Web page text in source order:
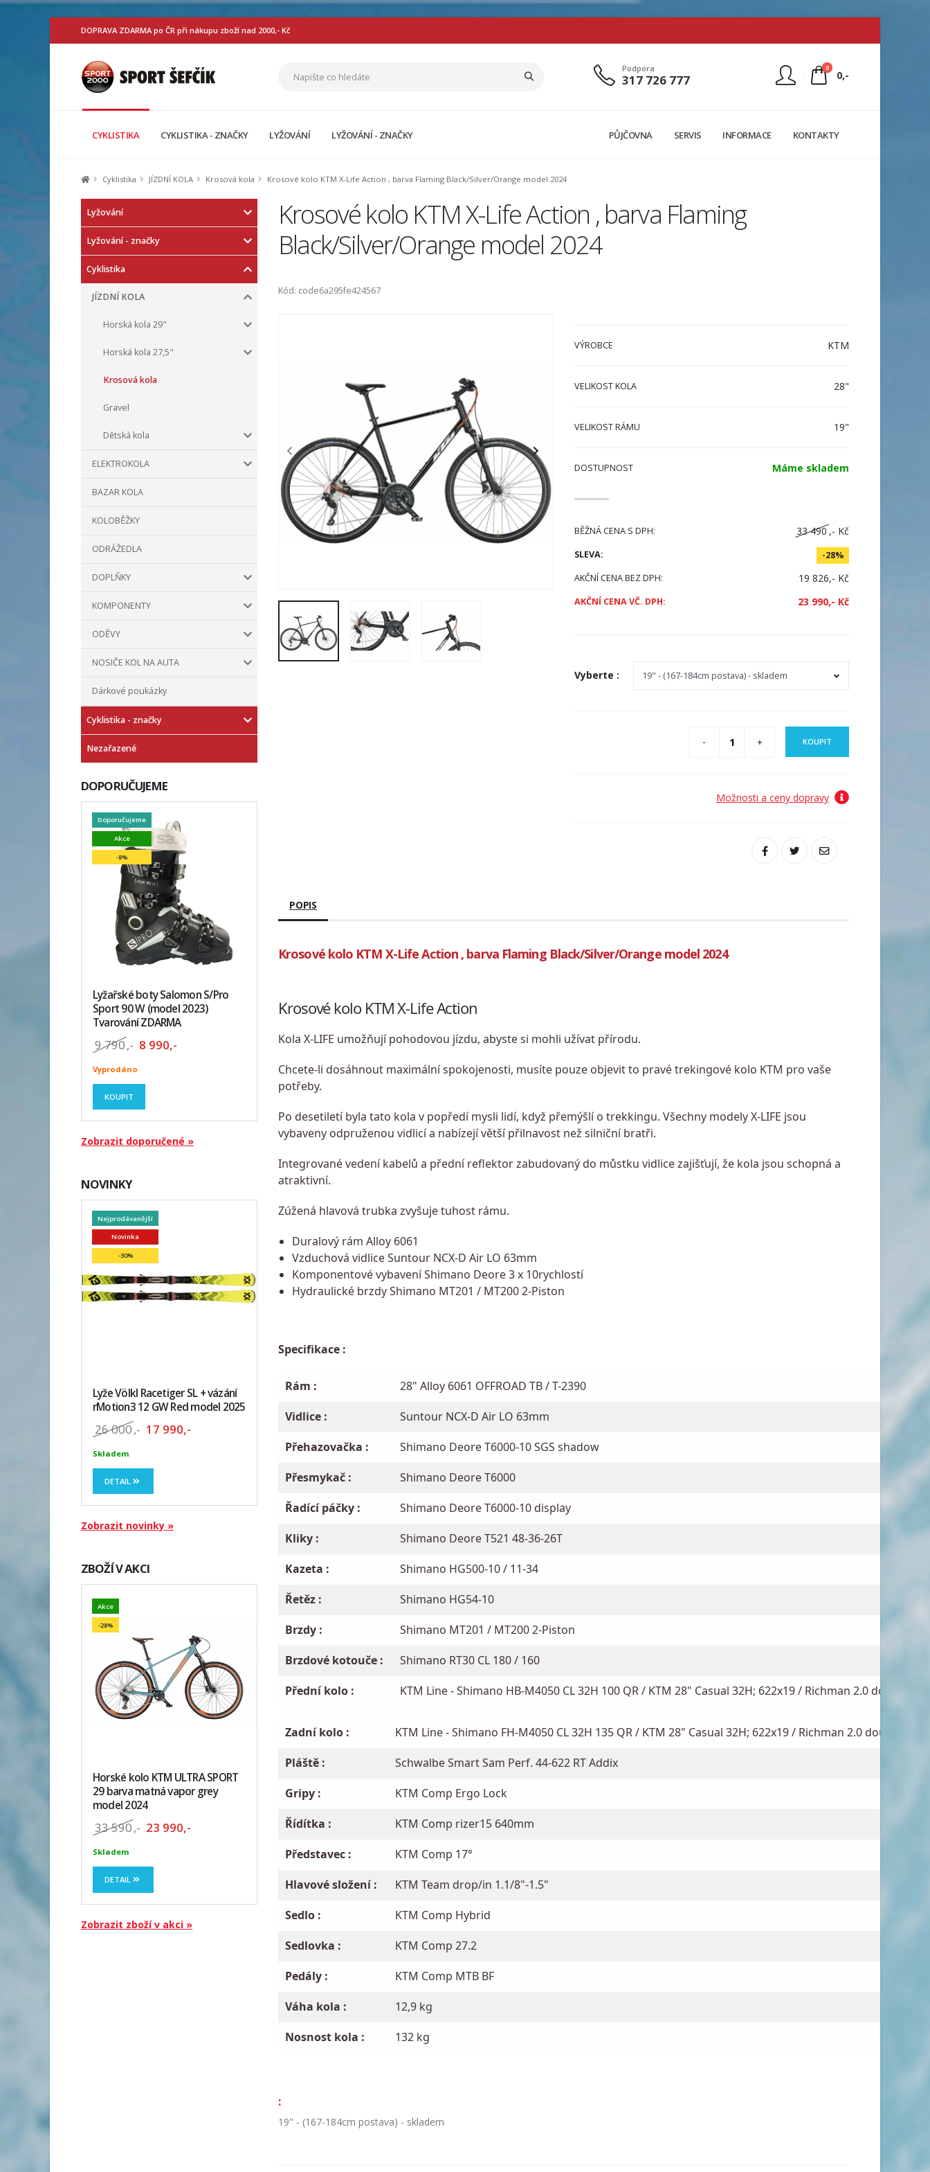
DOPRAVA ZDARMA po ČR při nákupu zboží nad 2000,- Kč
Podpora
317 726 777
0
0,-
Přihlásit
CYKLISTIKA CYKLISTIKA - ZNAČKY LYŽOVÁNÍ LYŽOVÁNÍ - ZNAČKY PŮJČOVNA SERVIS INFORMACE KONTAKTY
Cyklistika JÍZDNÍ KOLA Krosová kola Krosové kolo KTM X-Life Action , barva Flaming Black/Silver/Orange model 2024
Lyžování
Lyžování - značky
Cyklistika
JÍZDNÍ KOLA
Horská kola 29"
Horská kola 27,5"
Krosová kola
Gravel
Dětská kola
ELEKTROKOLA
BAZAR KOLA
KOLOBĚŽKY
ODRÁŽEDLA
DOPLŇKY
KOMPONENTY
ODĚVY
NOSIČE KOL NA AUTA
Dárkové poukázky
Cyklistika - značky
Nezařazené
DOPORUČUJEME
Doporučujeme
Akce
-8%
Lyžařské boty Salomon S/Pro
Sport 90 W (model 2023)
Tvarování ZDARMA
9 790,- 8 990,-
Vyprodáno
KOUPIT
Zobrazit doporučené »
NOVINKY
Nejprodávanější
Novinka
-30%
Lyže Völkl Racetiger SL + vázání
rMotion3 12 GW Red model 2025
26 000,- 17 990,-
Skladem
DETAIL
Zobrazit novinky »
ZBOŽÍ V AKCI
Akce
-28%
Horské kolo KTM ULTRA SPORT
29 barva matná vapor grey
model 2024
33 590,- 23 990,-
Skladem
DETAIL
Zobrazit zboží v akci »
Krosové kolo KTM X-Life Action , barva Flaming
Black/Silver/Orange model 2024
Kód: code6a295fe424567
VÝROBCE KTM
VELIKOST KOLA 28"
VELIKOST RÁMU 19"
DOSTUPNOST Máme skladem
BĚŽNÁ CENA S DPH: 33 490 ,- Kč
SLEVA:
-28%
AKČNÍ CENA BEZ DPH:
19 826,- Kč
AKČNÍ CENA VČ. DPH: 23 990,- Kč
Vyberte :
KOUPIT
Možnosti a ceny dopravy
POPIS
Krosové kolo KTM X-Life Action , barva Flaming Black/Silver/Orange model 2024
Krosové kolo KTM X-Life Action
Kola X-LIFE umožňují pohodovou jízdu, abyste si mohli užívat přírodu.
Chcete-li dosáhnout maximální spokojenosti, musíte pouze objevit to pravé trekingové kolo KTM pro vaše
potřeby.
Po desetiletí byla tato kola v popředí mysli lidí, když přemýšlí o trekkingu. Všechny modely X-LIFE jsou
vybaveny odpruženou vidlicí a nabízejí větší přilnavost než silniční bratři.
Integrované vedení kabelů a přední reflektor zabudovaný do můstku vidlice zajišťují, že kola jsou schopná a
atraktivní.
Zúžená hlavová trubka zvyšuje tuhost rámu.
Duralový rám Alloy 6061
Vzduchová vidlice Suntour NCX-D Air LO 63mm
Komponentové vybavení Shimano Deore 3 x 10rychlostí
Hydraulické brzdy Shimano MT201 / MT200 2-Piston
Specifikace :
Rám :
28" Alloy 6061 OFFROAD TB / T-2390
Vidlice :
Suntour NCX-D Air LO 63mm
Přehazovačka :
Shimano Deore T6000-10 SGS shadow
Přesmykač :
Shimano Deore T6000
Řadící páčky :
Shimano Deore T6000-10 display
Kliky :
Shimano Deore T521 48-36-26T
Kazeta :
Shimano HG500-10 / 11-34
Řetěz :
Shimano HG54-10
Brzdy :
Shimano MT201 / MT200 2-Piston
Brzdové kotouče :
Shimano RT30 CL 180 / 160
Přední kolo :
KTM Line - Shimano HB-M4050 CL 32H 100 QR / KTM 28" Casual 32H; 622x19 / Richman 2.0 double
Zadní kolo :
KTM Line - Shimano FH-M4050 CL 32H 135 QR / KTM 28" Casual 32H; 622x19 / Richman 2.0 double
Pláště :
Schwalbe Smart Sam Perf. 44-622 RT Addix
Gripy :
KTM Comp Ergo Lock
Řídítka :
KTM Comp rizer15 640mm
Představec :
KTM Comp 17°
Hlavové složení :
KTM Team drop/in 1.1/8"-1.5"
Sedlo :
KTM Comp Hybrid
Sedlovka :
KTM Comp 27.2
Pedály :
KTM Comp MTB BF
Váha kola :
12,9 kg
Nosnost kola :
132 kg
:
19" - (167-184cm postava) - skladem